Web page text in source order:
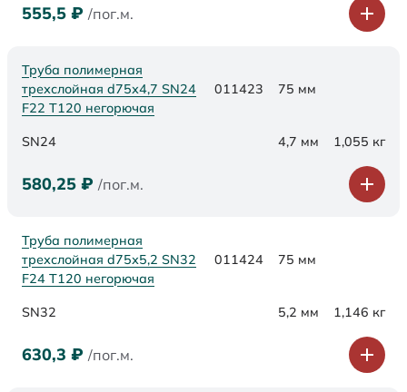
555,5 ₽ /пог.м.
Труба полимерная
трехслойная d75х4,7 SN24
F22 Т120 негорючая
011423 75 мм
SN24 4,7 мм 1,055 кг
580,25 ₽ /пог.м.
Труба полимерная
трехслойная d75х5,2 SN32
F24 Т120 негорючая
011424 75 мм
SN32 5,2 мм 1,146 кг
630,3 ₽ /пог.м.